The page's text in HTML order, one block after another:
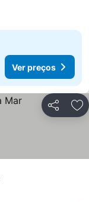
Ver preços
Partilhar